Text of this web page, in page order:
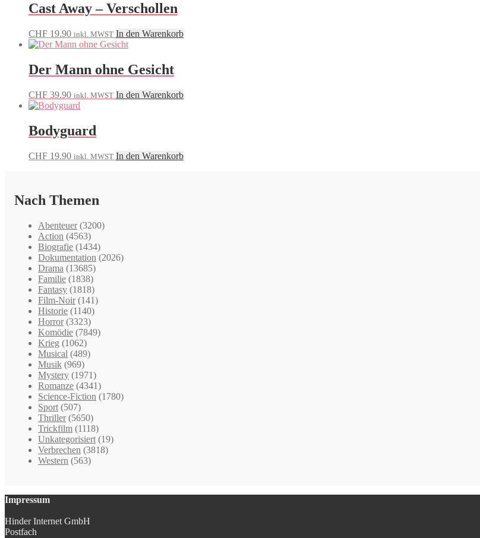
Cast Away – Verschollen
CHF 19.90 inkl. MWST In den Warenkorb
Der Mann ohne Gesicht
CHF 39.90 inkl. MWST In den Warenkorb
Bodyguard
CHF 19.90 inkl. MWST In den Warenkorb
Nach Themen
Abenteuer (3200)
Action (4563)
Biografie (1434)
Dokumentation (2026)
Drama (13685)
Familie (1838)
Fantasy (1818)
Film-Noir (141)
Historie (1140)
Horror (3323)
Komödie (7849)
Krieg (1062)
Musical (489)
Musik (969)
Mystery (1971)
Romanze (4341)
Science-Fiction (1780)
Sport (507)
Thriller (5650)
Trickfilm (1118)
Unkategorisiert (19)
Verbrechen (3818)
Western (563)
Impressum
Hinder Internet GmbH
Postfach